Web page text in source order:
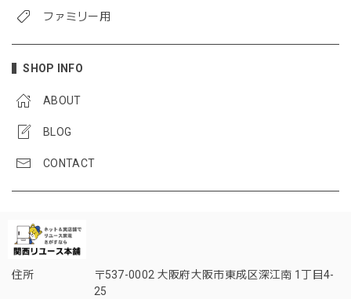
ファミリー用
SHOP INFO
ABOUT
BLOG
CONTACT
住所
〒537-0002 大阪府大阪市東成区深江南 1丁目4-
25